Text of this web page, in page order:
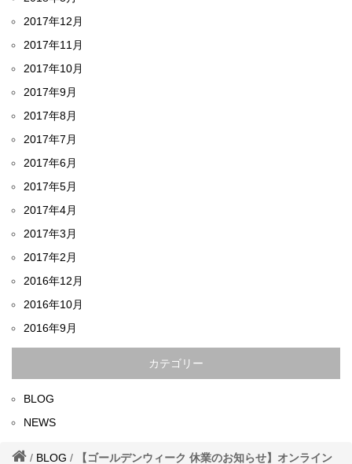
2017年12月
2017年11月
2017年10月
2017年9月
2017年8月
2017年7月
2017年6月
2017年5月
2017年4月
2017年3月
2017年2月
2016年12月
2016年10月
2016年9月
カテゴリー
BLOG
NEWS
/ BLOG / 【ゴールデンウィーク 休業のお知らせ】オンライン